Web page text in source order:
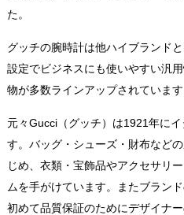
た。
グッチの腕時計は他ハイブランド
設定でビジネスにも使いやすい汎
物が多数ラインアップされています
元々Gucci（グッチ）は1921年に
す。バッグ・シューズ・財布など
じめ、衣類・宝飾品やアクセサリ
ムを手がけています。またブラン
初めて品質保証のためにデザイナ